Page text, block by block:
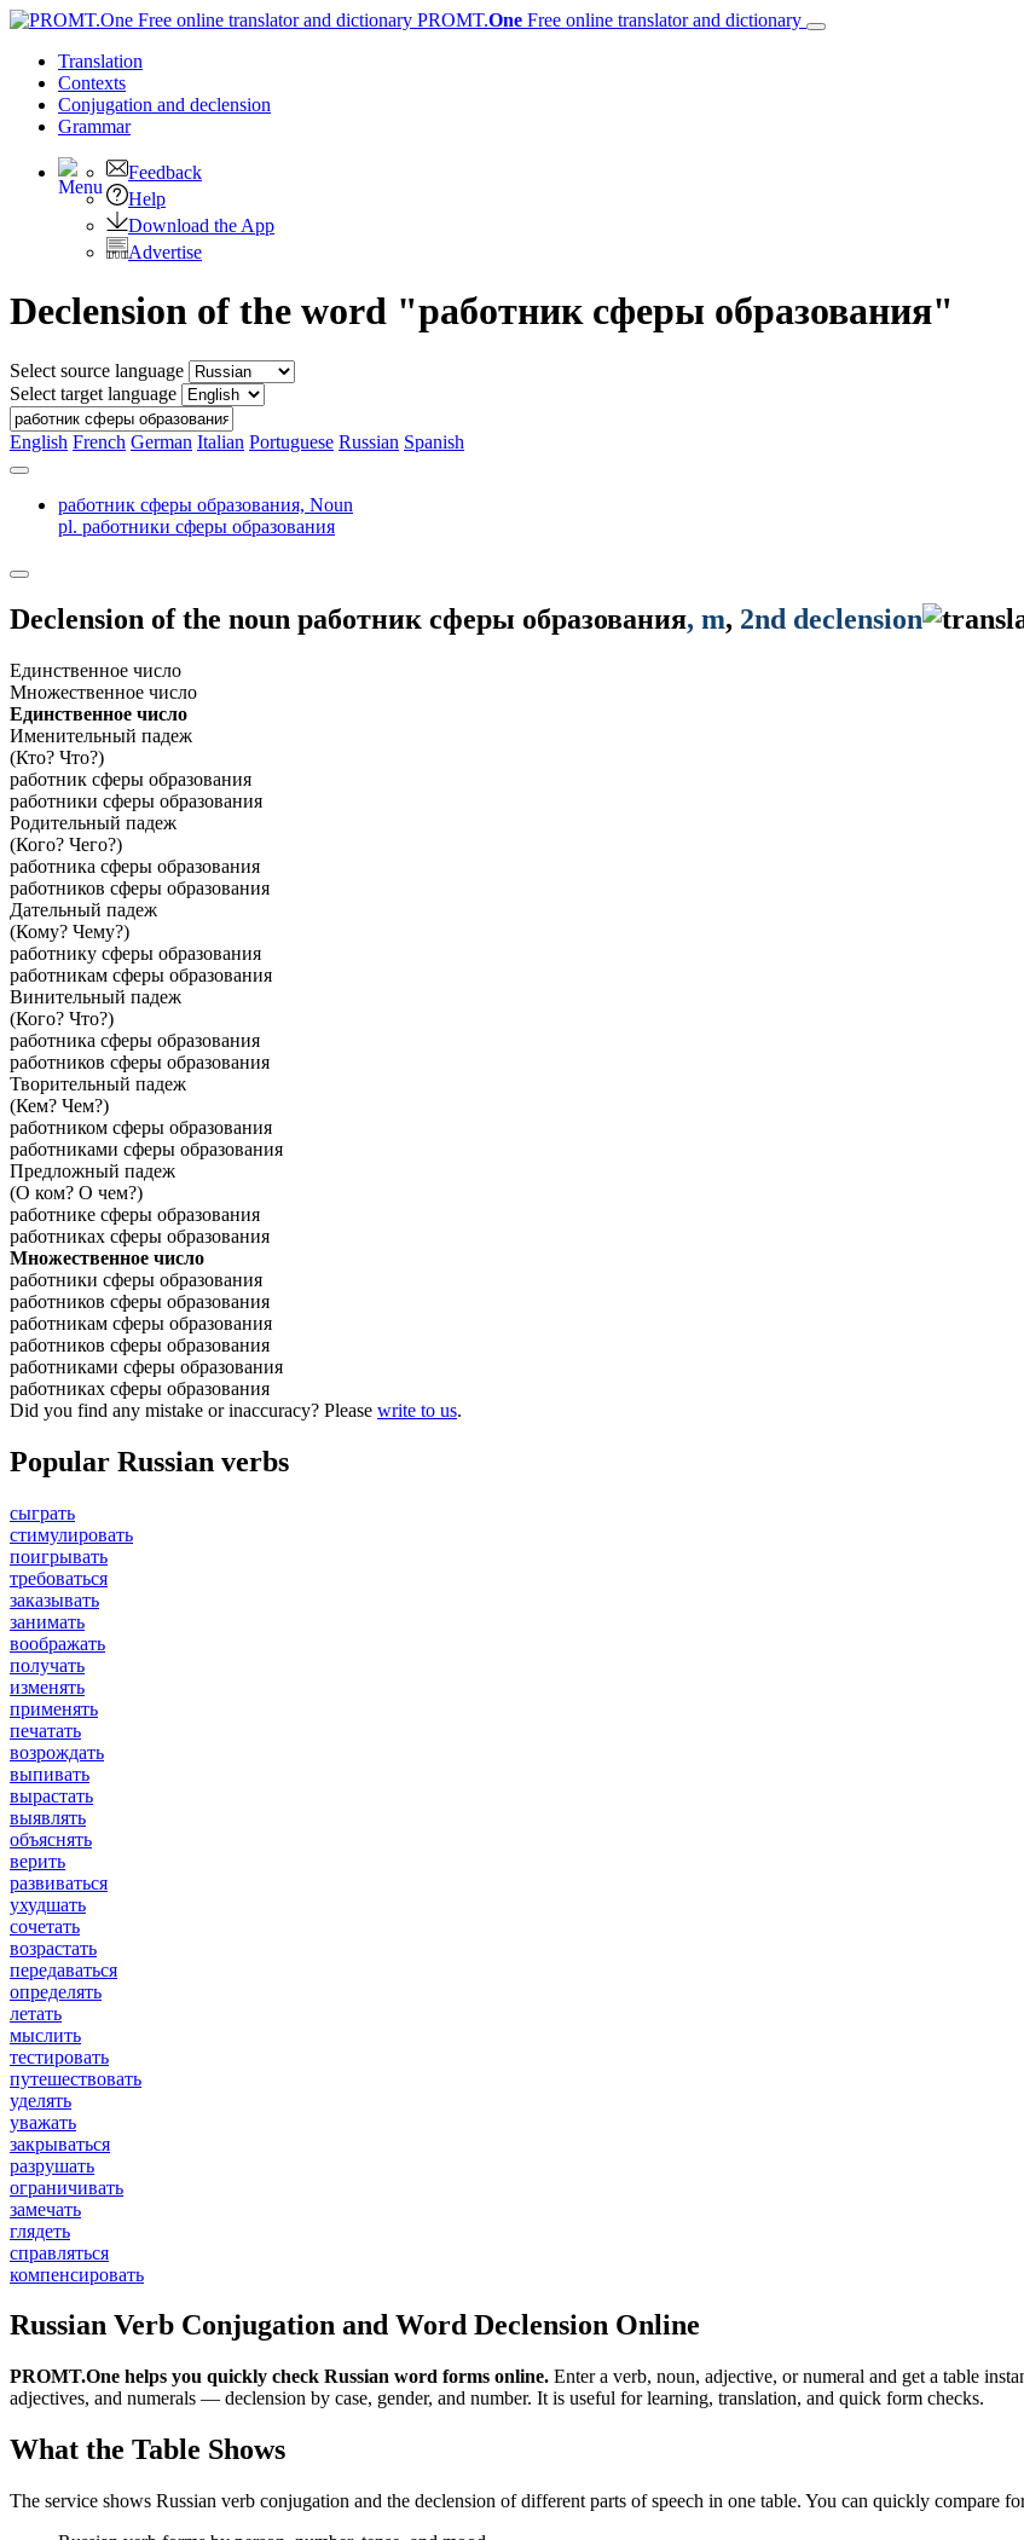
PROMT.One Free online translator and dictionary
Translation
Contexts
Conjugation and declension
Grammar
Feedback
Help
Download the App
Advertise
Declension of the word "работник сферы образования"
Select source language
Select target language
English French German Italian Portuguese Russian Spanish
работник сферы образования, Noun
pl. работники сферы образования
Declension of the noun работник сферы образования, m, 2nd declension
Единственное число
Множественное число
Единственное число
Именительный падеж
(Кто? Что?)
работник сферы образования
работники сферы образования
Родительный падеж
(Кого? Чего?)
работника сферы образования
работников сферы образования
Дательный падеж
(Кому? Чему?)
работнику сферы образования
работникам сферы образования
Винительный падеж
(Кого? Что?)
работника сферы образования
работников сферы образования
Творительный падеж
(Кем? Чем?)
работником сферы образования
работниками сферы образования
Предложный падеж
(О ком? О чем?)
работнике сферы образования
работниках сферы образования
Множественное число
работники сферы образования
работников сферы образования
работникам сферы образования
работников сферы образования
работниками сферы образования
работниках сферы образования
Did you find any mistake or inaccuracy? Please write to us.
Popular Russian verbs
сыграть
стимулировать
поигрывать
требоваться
заказывать
занимать
воображать
получать
изменять
применять
печатать
возрождать
выпивать
вырастать
выявлять
объяснять
верить
развиваться
ухудшать
сочетать
возрастать
передаваться
определять
летать
мыслить
тестировать
путешествовать
уделять
уважать
закрываться
разрушать
ограничивать
замечать
глядеть
справляться
компенсировать
Russian Verb Conjugation and Word Declension Online
PROMT.One helps you quickly check Russian word forms online. Enter a verb, noun, adjective, or numeral and get a table
adjectives, and numerals — declension by case, gender, and number. It is useful for learning, translation, and quick form checks.
What the Table Shows
The service shows Russian verb conjugation and the declension of different parts of speech in one table. You can quickly compare